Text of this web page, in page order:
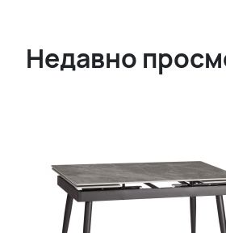
Недавно